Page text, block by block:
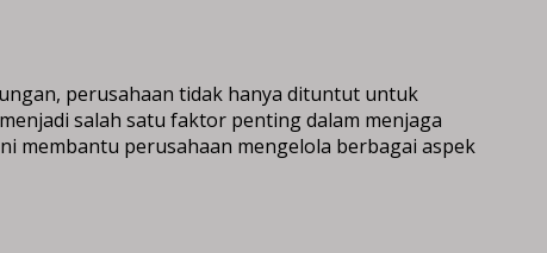
perusahaan tidak hanya dituntut untuk
salah satu faktor penting dalam menjaga
membantu perusahaan mengelola berbagai aspek